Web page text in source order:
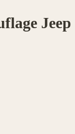
Jeep